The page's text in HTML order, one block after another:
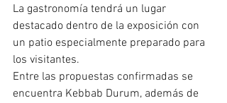
La gastronomía tendrá un lugar
destacado dentro de la exposición con
un patio especialmente preparado para
los visitantes.
Entre las propuestas confirmadas se
encuentra Kebbab Durum, además de